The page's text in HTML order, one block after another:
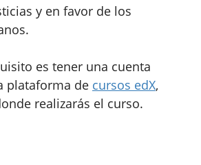
y en favor de los
es tener una cuenta
plataforma de cursos edX,
realizarás el curso.